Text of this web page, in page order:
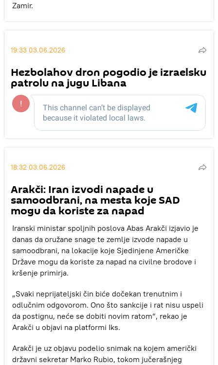
Zamir.
19:33 03.06.2026
Hezbolahov dron pogodio je izraelsku
patrolu na jugu Libana
18:32 03.06.2026
Arakči: Iran izvodi napade u
samoodbrani, na mesta koje SAD
mogu da koriste za napad
Iranski ministar spoljnih poslova Abas Arakči izjavio je
danas da oružane snage te zemlje izvode napade u
samoodbrani, na lokacije koje Sjedinjene Američke
Države mogu da koriste za napad na civilne brodove i
kršenje primirja.
„Svaki neprijateljski čin biće dočekan trenutnim i
odlučnim odgovorom. Ono što sankcije i rat nisu uspeli
da postignu, neće se dobiti novim ratom“, rekao je
Arakči u objavi na platformi Iks.
Arakči je uz objavu podelio snimak na kojem američki
državni sekretar Marko Rubio, tokom jučerašnjeg